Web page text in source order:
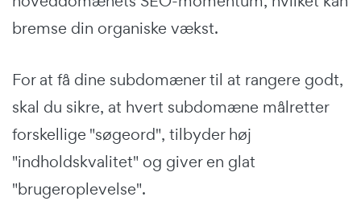
bremse din organiske vækst.
For at få dine subdomæner til at rangere godt,
skal du sikre, at hvert subdomæne målretter
forskellige "søgeord", tilbyder høj
"indholdskvalitet" og giver en glat
"brugeroplevelse".